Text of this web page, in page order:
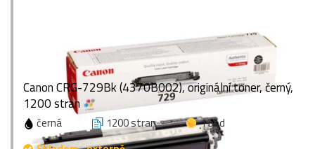
Canon CRG-729Bk (4370B002), originální toner, černý,
1200 stran
černá 1200 stran
1 bod